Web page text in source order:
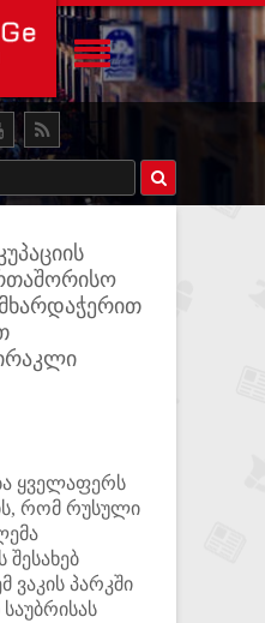
ყველაფერს
რომ რუსული
შესახებ
ვაკის პარკში